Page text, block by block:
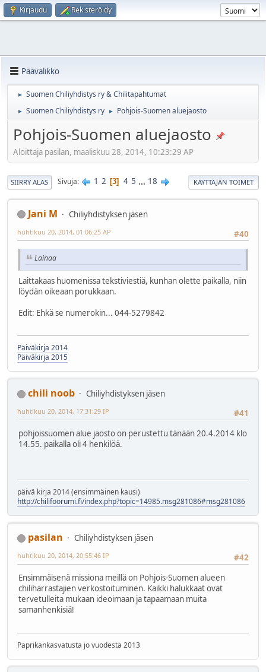
Kirjaudu Rekisteröidy
Päävalikko
► Suomen Chiliyhdistys ry & Chilitapahtumat
► Suomen Chiliyhdistys ry ► Pohjois-Suomen aluejaosto
Pohjois-Suomen aluejaosto
Aloittaja pasilan, maaliskuu 28, 2014, 10:23:29 AP
SIIRRY ALAS Sivuja 1 2 3 4 5 ... 18 KÄYTTÄJÄN TOIMET
Jani M
Chiliyhdistyksen jäsen
#40
huhtikuu 20, 2014, 01:06:25 AP
Lainaa
Laittakaas huomenissa tekstiviestiä, kunhan olette paikalla, niin
löydän oikeaan porukkaan.
Edit: Ehkä se numerokin... 044-5279842
Päiväkirja 2014
Päiväkirja 2015
chili noob
Chiliyhdistyksen jäsen
#41
huhtikuu 20, 2014, 17:31:29 IP
pohjoissuomen alue jaosto on perustettu tänään 20.4.2014 klo
14.55. paikalla oli 4 henkilöä.
päivä kirja 2014 (ensimmäinen kausi)
http://chilifoorumi.fi/index.php?topic=14985.msg281086#msg281086
pasilan
Chiliyhdistyksen jäsen
#42
huhtikuu 20, 2014, 20:55:46 IP
Ensimmäisenä missiona meillä on Pohjois-Suomen alueen
chiliharrastajien verkostoituminen. Kaikki halukkaat ovat
tervetulleita mukaan ideoimaan ja tapaamaan muita
samanhenkisiä!
Paprikankasvatusta jo vuodesta 2013